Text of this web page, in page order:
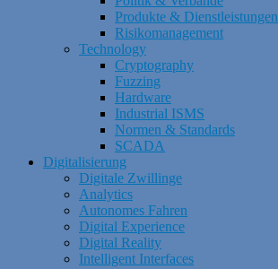
Produkte & Dienstleistungen
Risikomanagement
Technology
Cryptography
Fuzzing
Hardware
Industrial ISMS
Normen & Standards
SCADA
Digitalisierung
Digitale Zwillinge
Analytics
Autonomes Fahren
Digital Experience
Digital Reality
Intelligent Interfaces